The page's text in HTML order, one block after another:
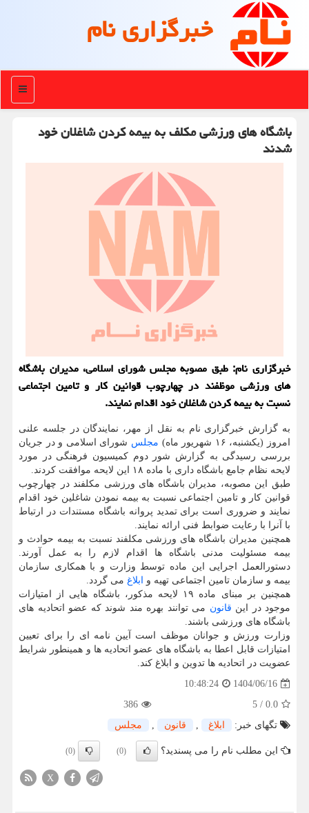
خبرگزاری نام
منو
باشگاه های ورزشی مکلف به بیمه کردن شاغلان خود
شدند
خبرگزاری نام: طبق مصوبه مجلس شورای اسلامی، مدیران باشگاه
های ورزشی موظفند در چهارچوب قوانین کار و تامین اجتماعی
نسبت به بیمه کردن شاغلان خود اقدام نمایند.
به گزارش خبرگزاری نام به نقل از مهر، نمایندگان در جلسه علنی
امروز (یکشنبه، ۱۶ شهریور ماه)
مجلس شورای اسلامی و در جریان
بررسی رسیدگی به گزارش شور دوم کمیسیون فرهنگی در مورد
لایحه نظام جامع باشگاه داری با ماده ۱۸ این لایحه موافقت کردند.
طبق این مصوبه، مدیران باشگاه های ورزشی مکلفند در چهارچوب
قوانین کار و تامین اجتماعی نسبت به بیمه نمودن شاغلین خود اقدام
نمایند و ضروری است برای تمدید پروانه باشگاه مستندات در ارتباط
با آنرا با رعایت ضوابط فنی ارائه نمایند.
همچنین مدیران باشگاه های ورزشی مکلفند نسبت به بیمه حوادث و
بیمه مسئولیت مدنی باشگاه ها اقدام لازم را به عمل آورند.
دستورالعمل اجرایی این ماده توسط وزارت و با همکاری سازمان
بیمه و سازمان تامین اجتماعی تهیه و ابلاغ می گردد.
همچنین بر مبنای ماده ۱۹ لایحه مذکور، باشگاه هایی از امتیازات
موجود در این قانون می توانند بهره مند شوند که عضو اتحادیه های
باشگاه های ورزشی باشند.
وزارت ورزش و جوانان موظف است آیین نامه ای را برای تعیین
امتیازات قابل اعطا به باشگاه های عضو اتحادیه ها و همینطور شرایط
عضویت در اتحادیه ها تدوین و ابلاغ کند.
1404/06/16
10:48:24
0.0
/
5
386
تگهای خبر:
ابلاغ , قانون , مجلس
این مطلب نام را می پسندید؟ (0)
(0)
X